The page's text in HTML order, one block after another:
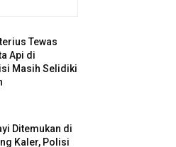
Tewas
Api di
Masih Selidiki
Ditemukan di
Kaler, Polisi